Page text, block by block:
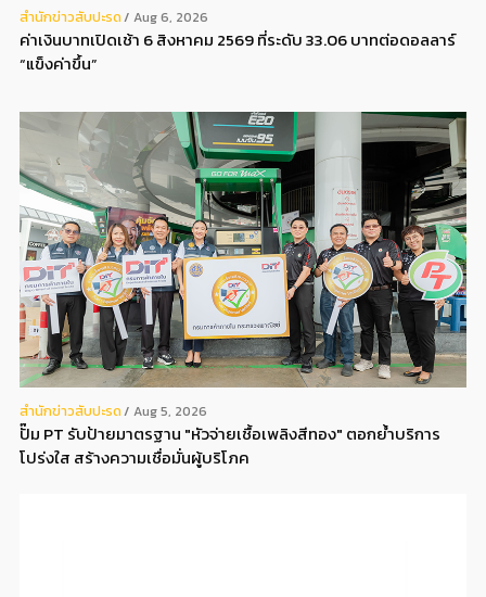
สํานักข่าวสับปะรด Aug 6, 2026
ค่าเงินบาทเปิดเช้า 6 สิงหาคม 2569 ที่ระดับ 33.06 บาทต่อดอลลาร์
“แข็งค่าขึ้น”
สํานักข่าวสับปะรด Aug 5, 2026
ปั๊ม PT รับป้ายมาตรฐาน "หัวจ่ายเชื้อเพลิงสีทอง" ตอกย้ำบริการ
โปร่งใส สร้างความเชื่อมั่นผู้บริโภค